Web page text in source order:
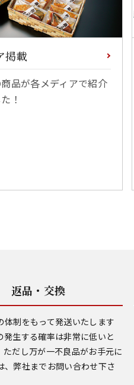
掲載
品が各メディアで紹介
！
返品・交換
体制をもって発送いたします
発生する確率は非常に低いと
ただし万が一不良品がお手元に
、弊社までお問い合わせ下さ